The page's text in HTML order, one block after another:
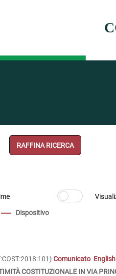
RAFFINA RICERCA
Dispositivo
Comunicato
COSTITUZIONALE IN VIA